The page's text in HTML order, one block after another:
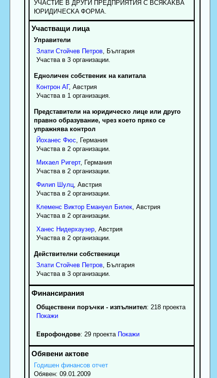
УЧACTИE B ДPУГИ ПPEДПPИЯTИЯ C BCЯKAKBA
ЮPИДИЧECKA ФOPMA.
Управители
Злати Стойчев Петров, България
Участва в 3 организации.
Едноличен собственик на капитала
Контрон АГ, Австрия
Участва в 1 организация.
Представители на юридическо лице или друго
правно образувание, чрез което пряко се
упражнява контрол
Йоханес Фюс , Германия
Участва в 2 организации.
Михаел Ригерт, Германия
Участва в 2 организации.
Филип Шулц, Австрия
Участва в 2 организации.
Клеменс Виктор Емануел Билек, Австрия
Участва в 2 организации.
Ханес Нидерхаузер, Австрия
Участва в 2 организации.
Действителни собственици
Злати Стойчев Петров, България
Участва в 3 организации.
Обществени поръчки - изпълнител: 218 проекта
Покажи
Еврофондове: 29 проекта Покажи
Годишен финансов отчет
Обявен: 09.01.2009